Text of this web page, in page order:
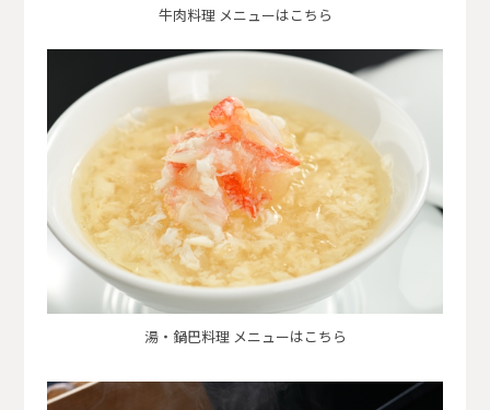
牛肉料理 メニューはこちら
湯・鍋巴料理 メニューはこちら